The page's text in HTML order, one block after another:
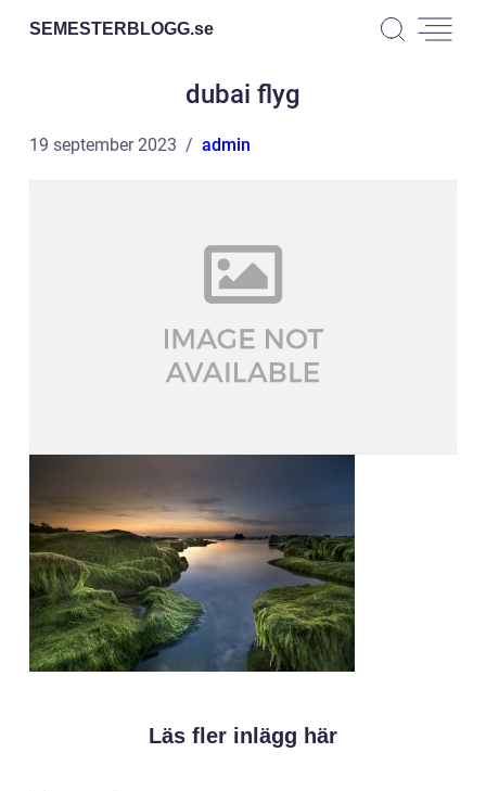
SEMESTERBLOGG.se
dubai flyg
19 september 2023 admin
Läs fler inlägg här